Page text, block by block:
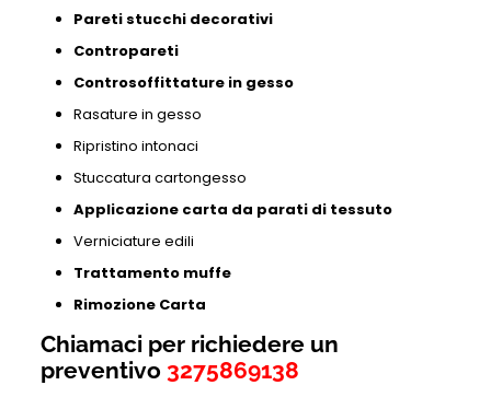
Pareti stucchi decorativi
Contropareti
Controsoffittature in gesso
Rasature in gesso
Ripristino intonaci
Stuccatura cartongesso
Applicazione carta da parati di tessuto
Verniciature edili
Trattamento muffe
Rimozione Carta
Chiamaci per richiedere un
preventivo 3275869138